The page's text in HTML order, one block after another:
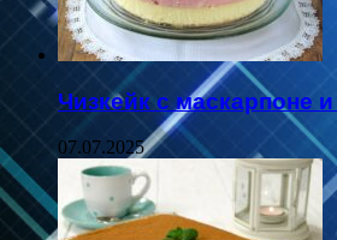
Чизкейк с маскарпоне
07.07.2025